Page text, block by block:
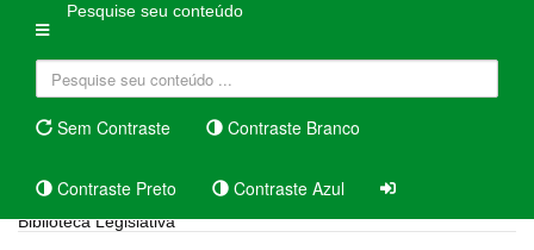
Pesquise seu conteúdo
Sem Contraste Contraste Branco
Contraste Preto Contraste Azul
Biblioteca Legislativa